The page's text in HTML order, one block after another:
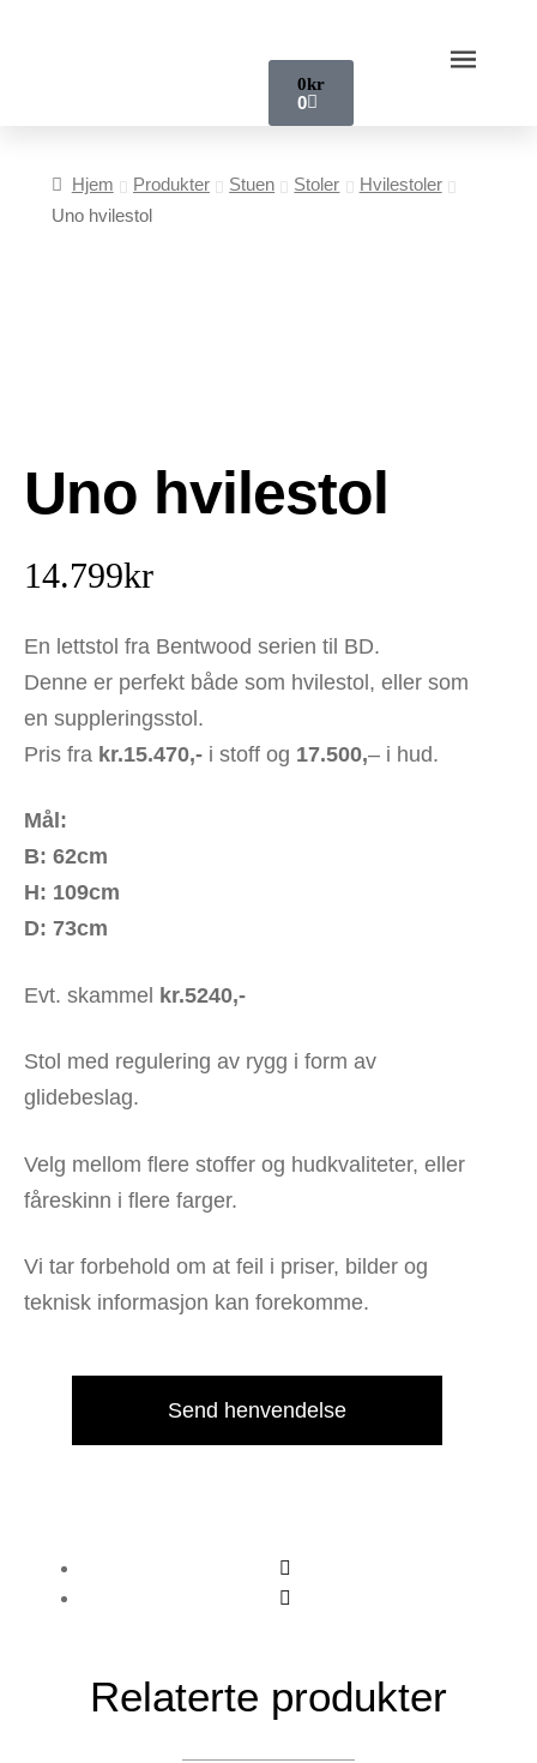
0kr
0
Hjem Produkter Stuen Stoler
Hvilestoler
Uno hvilestol
Uno hvilestol
14.799kr
En lettstol fra Bentwood serien til BD.
Denne er perfekt både som hvilestol, eller som
en suppleringsstol.
Pris fra kr.15.470,- i stoff og 17.500,– i hud.
Mål:
B: 62cm
H: 109cm
D: 73cm
Evt. skammel kr.5240,-
Stol med regulering av rygg i form av
glidebeslag.
Velg mellom flere stoffer og hudkvaliteter, eller
fåreskinn i flere farger.
Vi tar forbehold om at feil i priser, bilder og
teknisk informasjon kan forekomme.
Send henvendelse
Relaterte produkter